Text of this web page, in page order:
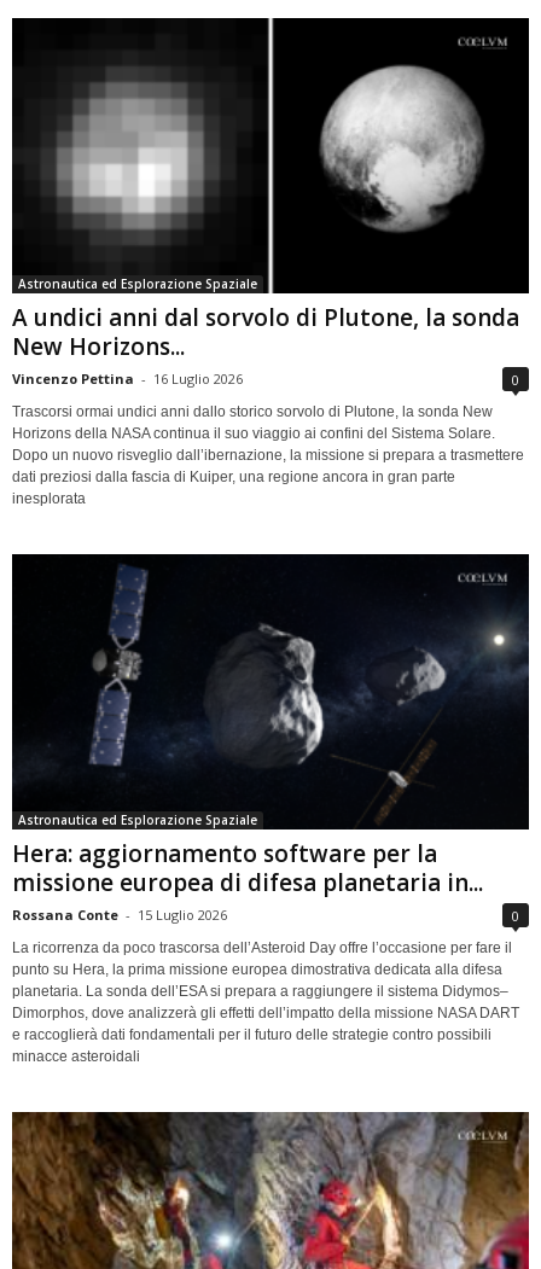
Astronautica ed Esplorazione Spaziale
A undici anni dal sorvolo di Plutone, la sonda
New Horizons...
Vincenzo Pettina - 16 Luglio 2026 0
Trascorsi ormai undici anni dallo storico sorvolo di Plutone, la sonda New
Horizons della NASA continua il suo viaggio ai confini del Sistema Solare.
Dopo un nuovo risveglio dall’ibernazione, la missione si prepara a trasmettere
dati preziosi dalla fascia di Kuiper, una regione ancora in gran parte
inesplorata
Astronautica ed Esplorazione Spaziale
Hera: aggiornamento software per la
missione europea di difesa planetaria in...
Rossana Conte - 15 Luglio 2026 0
La ricorrenza da poco trascorsa dell’Asteroid Day offre l’occasione per fare il
punto su Hera, la prima missione europea dimostrativa dedicata alla difesa
planetaria. La sonda dell’ESA si prepara a raggiungere il sistema Didymos–
Dimorphos, dove analizzerà gli effetti dell’impatto della missione NASA DART
e raccoglierà dati fondamentali per il futuro delle strategie contro possibili
minacce asteroidali